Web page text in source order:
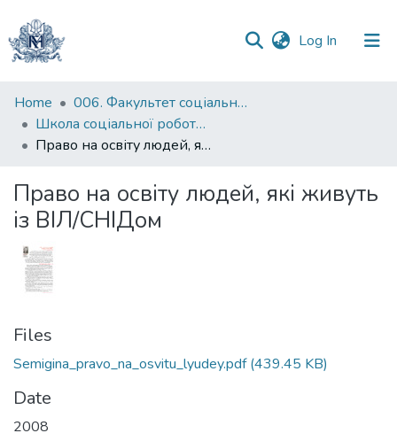
Log In (current)
Communities
&
Collections
Statistics
Home
006. Факультет соціальних наук і соціальних технологій
Школа соціальної роботи імені професора Володимира Полтавця
Право на освіту людей, які живуть із ВІЛ/СНІДом
Право на освіту людей, які живуть
із ВІЛ/СНІДом
Files
Semigina_pravo_na_osvitu_lyudey.pdf(439.45 KB)
Date
2008